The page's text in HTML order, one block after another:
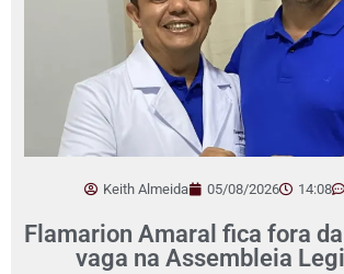
Keith Almeida 05/08/2026 14:08
Flamarion Amaral fica fora
vaga na Assembleia